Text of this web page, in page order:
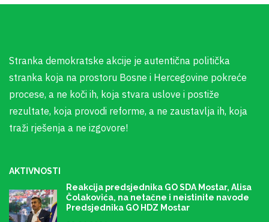
Stranka demokratske akcije je autentična politička
stranka koja na prostoru Bosne i Hercegovine pokreće
procese, a ne koči ih, koja stvara uslove i postiže
rezultate, koja provodi reforme, a ne zaustavlja ih, koja
traži rješenja a ne izgovore!
AKTIVNOSTI
Reakcija predsjednika GO SDA Mostar, Alisa
Čolakovića, na netačne i neistinite navode
Predsjednika GO HDZ Mostar